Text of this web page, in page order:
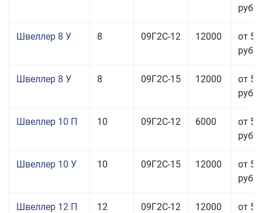
руб.
Швеллер 8 У 8 09Г2С-12 12000
от
руб.
Швеллер 8 У 8 09Г2С-15 12000
от
руб.
Швеллер 10 П 10 09Г2С-12 6000
от
руб.
Швеллер 10 У 10 09Г2С-15 12000
от
руб.
Швеллер 12 П 12 09Г2С-12 12000
от